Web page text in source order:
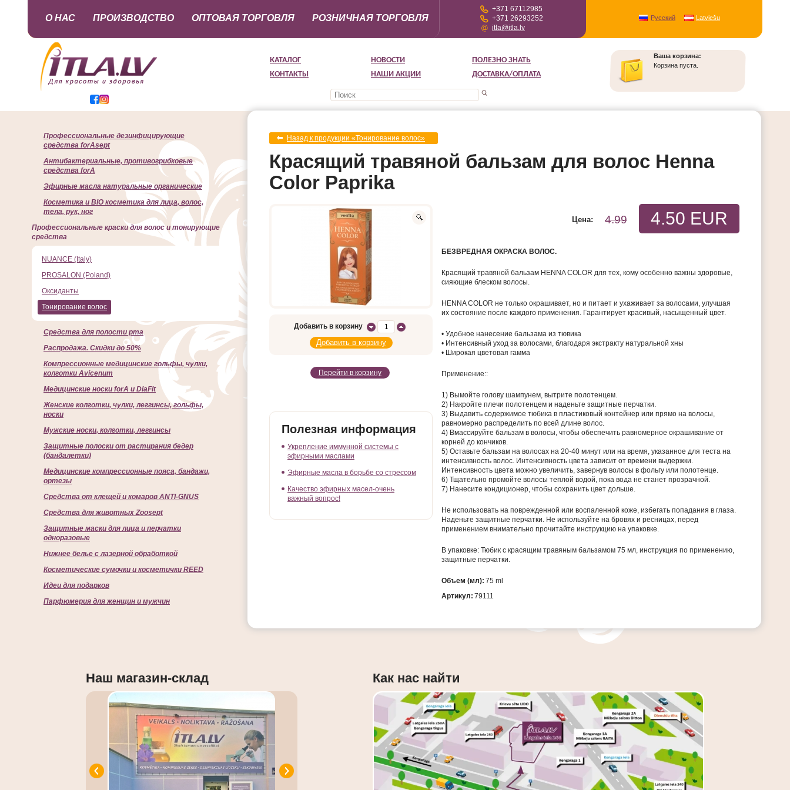
КАТАЛОГ НОВОСТИ
ПОЛЕЗНО ЗНАТЬ
КОНТАКТЫ
НАШИ АКЦИИ ДОСТАВКА/ОПЛАТА
Ваша корзина:
Корзина пуста.
О НАС ПРОИЗВОДСТВО ОПТОВАЯ ТОРГОВЛЯ РОЗНИЧНАЯ ТОРГОВЛЯ
+371 67112985
+371 26293252
itla@itla.lv
Русский Latviešu
Назад к продукции «Тонирование волос»
Красящий травяной бальзам для волос Henna
Color Paprika
Добавить в корзину
Перейти в корзину
Полезная информация
Укрепление иммунной системы с
эфирными маслами
Эфирные масла в борьбе со стрессом
Качество эфирных масел-очень
важный вопрос!
4.50 EUR
4.99
Цена:
БЕЗВРЕДНАЯ ОКРАСКА ВОЛОС.
Красящий травяной бальзам HENNA COLOR для тех, кому особенно важны здоровые,
сияющие блеском волосы.
HENNA COLOR не только окрашивает, но и питает и ухаживает за волосами, улучшая
их состояние после каждого применения. Гарантирует красивый, насыщенный цвет.
• Удобное нанесение бальзама из тювика
• Интенсивный уход за волосами, благодаря экстракту натуральной хны
• Широкая цветовая гамма
Применение::
1) Вымойте голову шампунем, вытрите полотенцем.
2) Накройте плечи полотенцем и наденьте защитные перчатки.
3) Выдавить содержимое тюбика в пластиковый контейнер или прямо на волосы,
равномерно распределить по всей длине волос.
4) Вмассируйте бальзам в волосы, чтобы обеспечить равномерное окрашивание от
корней до кончиков.
5) Оставьте бальзам на волосах на 20-40 минут или на время, указанное для теста на
интенсивность волос. Интенсивность цвета зависит от времени выдержки.
Интенсивность цвета можно увеличить, завернув волосы в фольгу или полотенце.
6) Тщательно промойте волосы теплой водой, пока вода не станет прозрачной.
7) Нанесите кондиционер, чтобы сохранить цвет дольше.
Не использовать на поврежденной или воспаленной коже, избегать попадания в глаза.
Наденьте защитные перчатки. Не используйте на бровях и ресницах, перед
применением внимательно прочитайте инструкцию на упаковке.
В упаковке: Тюбик с красящим травяным бальзамом 75 мл, инструкция по применению,
защитные перчатки.
Объем (мл): 75 ml
Артикул: 79111
Профессиональные дезинфицирующие
средства forAsept
Антибактериальные, противогрибковые
средства forA
Эфирные масла натуральные органические
Косметика и BIO косметика для лица, волос,
тела, рук, ног
Профессиональные краски для волос и тонирующие
средства
NUANCE (Italy)
PROSALON (Poland)
Оксиданты
Тонирование волос
Cредства для полости рта
Распродажа. Скидки до 50%
Компрессионные медицинские гольфы, чулки,
колготки Avicenum
Медицинские носки forA и DiaFit
Женские колготки, чулки, леггинсы, гольфы,
носки
Мужские носки, колготки, леггинсы
Защитные полоски от растирания бедер
(бандалетки)
Медицинские компрессионные пояса, бандажи,
ортезы
Средства от клещей и комаров ANTI-GNUS
Средства для животных Zoosept
Защитные маски для лица и перчатки
одноразовые
Нижнее белье с лазерной обработкой
Косметические сумочки и косметички REED
Идеи для подарков
Парфюмерия для женщин и мужчин
Наш магазин-склад Как нас найти